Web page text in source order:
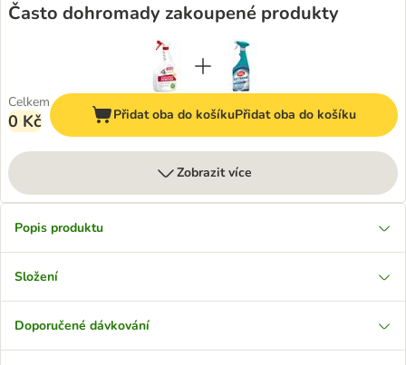
Často dohromady zakoupené produkty
Celkem
0 Kč Přidat oba do košíkuPřidat oba do košíku
Zobrazit více
Popis produktu
Složení
Doporučené dávkování